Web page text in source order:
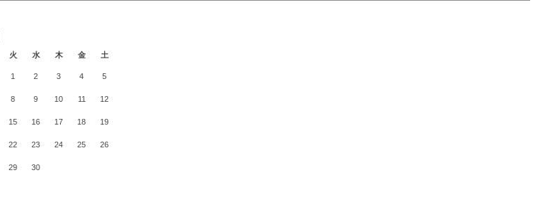
火 水 木 金 土
1 2 3 4 5
8 9 10 11 12
15 16 17 18 19
22 23 24 25 26
29 30